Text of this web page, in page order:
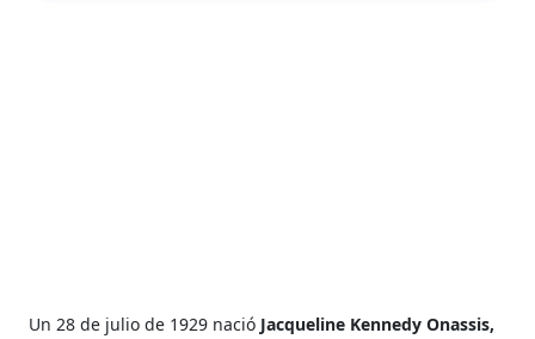
Un 28 de julio de 1929 nació Jacqueline Kennedy Onassis,